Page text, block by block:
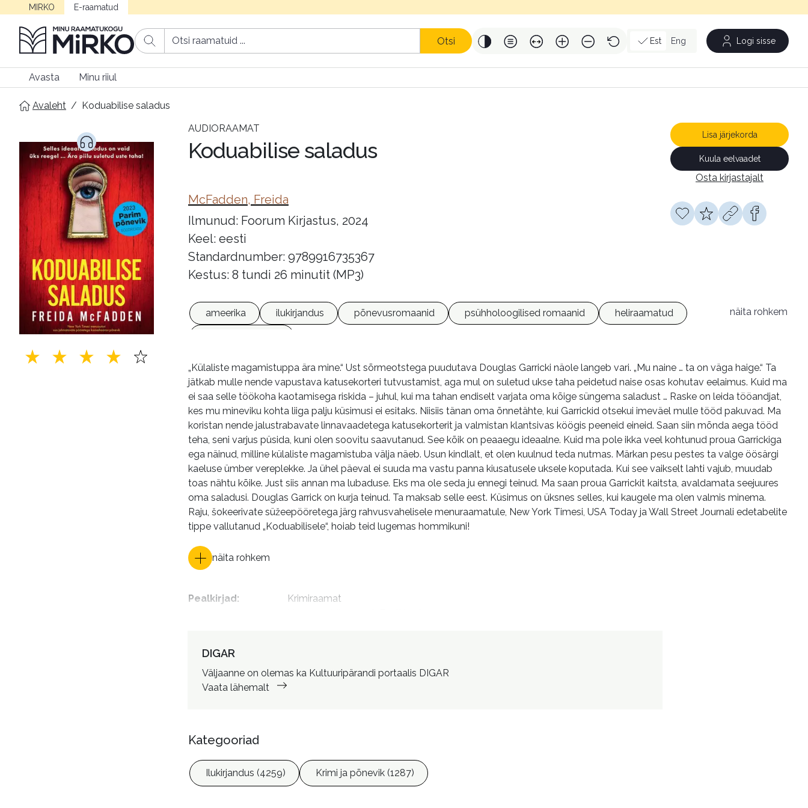
MIRKO E-raamatud
Otsi Est Eng Logi sisse
Avasta Minu riiul
Avaleht / Koduabilise saladus
AUDIORAAMAT
Koduabilise saladus
McFadden, Freida
Ilmunud: Foorum Kirjastus, 2024
Keel: eesti
Standardnumber: 9789916735367
Kestus: 8 tundi 26 minutit (MP3)
Lisa järjekorda
Kuula eelvaadet
Osta kirjastajalt
ameerika ilukirjandus põnevusromaanid psühholoogilised romaanid
heliraamatud
näita rohkem
„Külaliste magamistuppa ära mine.“ Ust sõrmeotstega puudutava Douglas Garricki näole langeb vari. „Mu naine … ta on väga haige.“ Ta
jätkab mulle nende vapustava katusekorteri tutvustamist, aga mul on suletud ukse taha peidetud naise osas kohutav eelaimus. Kuid ma
ei saa selle töökoha kaotamisega riskida – juhul, kui ma tahan endiselt varjata oma kõige süngema saladust … Raske on leida tööandjat,
kes mu mineviku kohta liiga palju küsimusi ei esitaks. Niisiis tänan oma õnnetähte, kui Garrickid otsekui imeväel mulle tööd pakuvad. Ma
koristan nende jalustrabavate linnavaadetega katusekorterit ja valmistan klantsivas köögis peeneid eineid. Saan siin mõnda aega tööd
teha, seni varjus püsida, kuni olen soovitu saavutanud. See kõik on peaaegu ideaalne. Kuid ma pole ikka veel kohtunud proua Garrickiga
ega näinud, milline külaliste magamistuba välja näeb. Usun kindlalt, et olen kuulnud teda nutmas. Märkan pesu pestes ta valge öösärgi
kaeluse ümber vereplekke. Ja ühel päeval ei suuda ma vastu panna kiusatusele uksele koputada. Kui see vaikselt lahti vajub, muudab
toas nähtu kõike. Just siis annan ma lubaduse. Eks ma ole seda ju ennegi teinud. Ma saan proua Garrickit kaitsta, avaldamata seejuures
oma saladusi. Douglas Garrick on kurja teinud. Ta maksab selle eest. Küsimus on üksnes selles, kui kaugele ma olen valmis minema.
Raju, šokeerivate süžeepööretega järg rahvusvahelisele menuraamatule, New York Timesi, USA Today ja Wall Street Journali edetabelite
tippe vallutanud „Koduabilisele“, hoiab teid lugemas hommikuni!
näita rohkem
Pealkirjad:
Krimiraamat
Lemetti, Piret, 1967- tõlkija
DIGAR
Väljaanne on olemas ka Kultuuripärandi portaalis DIGAR
Vaata lähemalt
Kategooriad
Ilukirjandus (4259) Krimi ja põnevik (1287)